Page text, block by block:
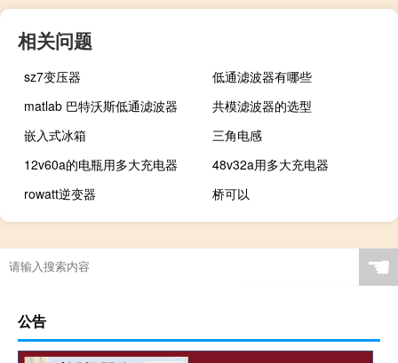
相关问题
sz7变压器
低通滤波器有哪些
matlab 巴特沃斯低通滤波器
共模滤波器的选型
嵌入式冰箱
三角电感
12v60a的电瓶用多大充电器
48v32a用多大充电器
rowatt逆变器
桥可以
☚
公告